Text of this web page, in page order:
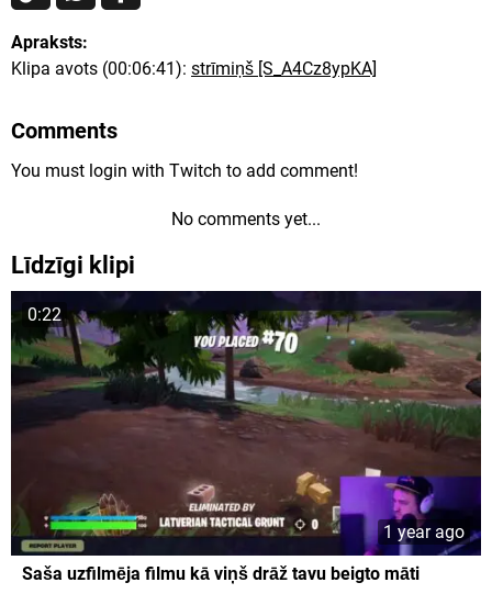
Apraksts:
Klipa avots (00:06:41): strīmiņš [S_A4Cz8ypKA]
Comments
You must login with Twitch to add comment!
No comments yet...
Līdzīgi klipi
0:22
1 year ago
Saša uzfilmēja filmu kā viņš drāž tavu beigto māti